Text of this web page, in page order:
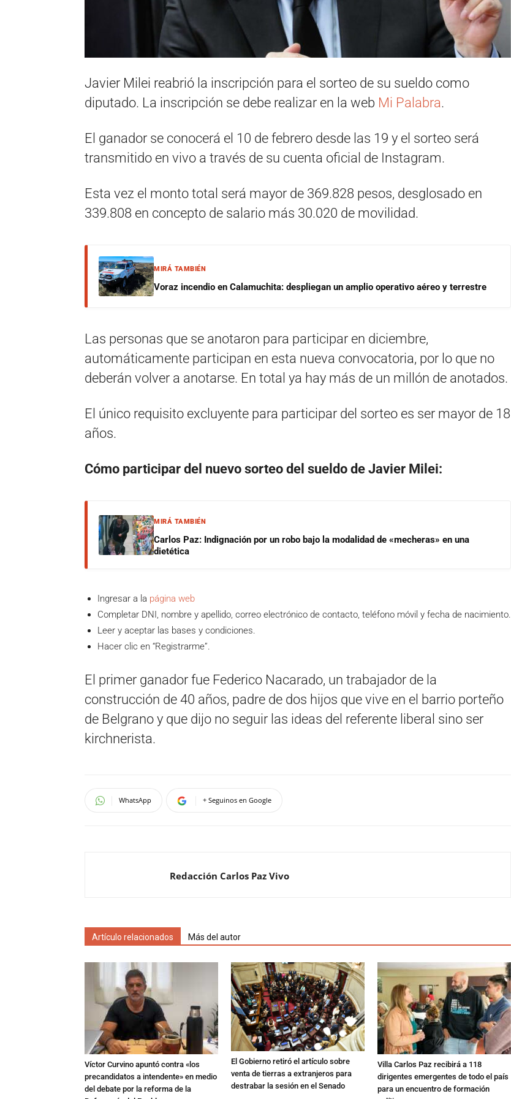
Javier Milei reabrió la inscripción para el sorteo de su sueldo como
diputado. La inscripción se debe realizar en la web Mi Palabra.
El ganador se conocerá el 10 de febrero desde las 19 y el sorteo será
transmitido en vivo a través de su cuenta oficial de Instagram.
Esta vez el monto total será mayor de 369.828 pesos, desglosado en
339.808 en concepto de salario más 30.020 de movilidad.
MIRÁ TAMBIÉN
Voraz incendio en Calamuchita: despliegan un amplio operativo aéreo y terrestre
Las personas que se anotaron para participar en diciembre,
automáticamente participan en esta nueva convocatoria, por lo que no
deberán volver a anotarse. En total ya hay más de un millón de anotados.
El único requisito excluyente para participar del sorteo es ser mayor de 18
años.
Cómo participar del nuevo sorteo del sueldo de Javier Milei:
MIRÁ TAMBIÉN
Carlos Paz: Indignación por un robo bajo la modalidad de «mecheras» en una
dietética
Ingresar a la página web
Completar DNI, nombre y apellido, correo electrónico de contacto, teléfono móvil y fecha de nacimiento.
Leer y aceptar las bases y condiciones.
Hacer clic en “Registrarme”.
El primer ganador fue Federico Nacarado, un trabajador de la
construcción de 40 años, padre de dos hijos que vive en el barrio porteño
de Belgrano y que dijo no seguir las ideas del referente liberal sino ser
kirchnerista.
WhatsApp + Seguinos en Google
Redacción Carlos Paz Vivo
Artículo relacionados Más del autor
Víctor Curvino apuntó contra «los
precandidatos a intendente» en medio
del debate por la reforma de la
El Gobierno retiró el artículo sobre
venta de tierras a extranjeros para
destrabar la sesión en el Senado
Villa Carlos Paz recibirá a 118
dirigentes emergentes de todo el país
para un encuentro de formación